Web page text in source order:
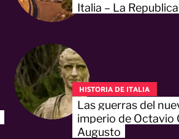
Italia – La
HISTORIA DE ITALIA
Las guerras del
imperio de Octavio
Augusto